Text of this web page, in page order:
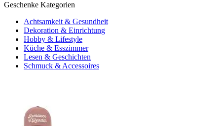
Geschenke Kategorien
Achtsamkeit & Gesundheit
Dekoration & Einrichtung
Hobby & Lifestyle
Küche & Esszimmer
Lesen & Geschichten
Schmuck & Accessoires